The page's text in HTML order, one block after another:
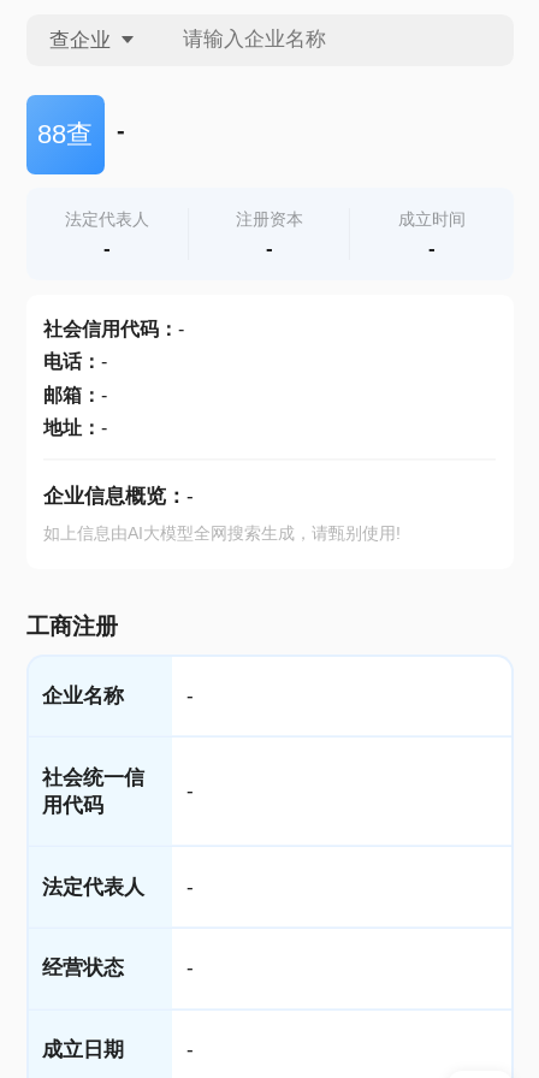
查企业
查企业
查产地
88查 -
法定代表人
-
注册资本
-
成立时间
-
社会信用代码： -
电话： -
邮箱： -
地址： -
企业信息概览： -
如上信息由AI大模型全网搜索生成，请甄别使用!
工商注册
企业名称 -
社会统一信
用代码
-
法定代表人 -
经营状态 -
成立日期 -